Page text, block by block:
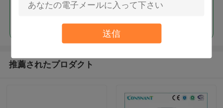
送信
推薦されたプロダクト